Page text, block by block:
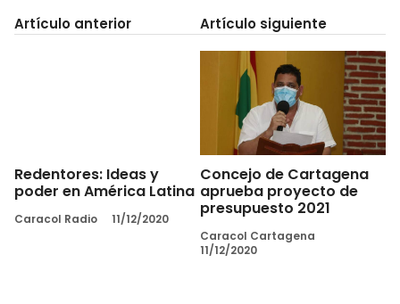
Artículo anterior
Redentores: Ideas y
poder en América Latina
Caracol Radio 11/12/2020
Artículo siguiente
Concejo de Cartagena
aprueba proyecto de
presupuesto 2021
Caracol Cartagena
11/12/2020